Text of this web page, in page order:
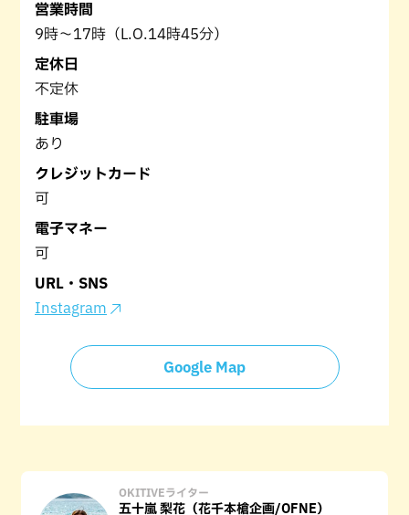
営業時間
9時〜17時（L.O.14時45分）
定休日
不定休
駐車場
あり
クレジットカード
可
電子マネー
可
URL・SNS
Instagram
Google Map
OKITIVEライター
五十嵐 梨花（花千本槍企画/OFNE）